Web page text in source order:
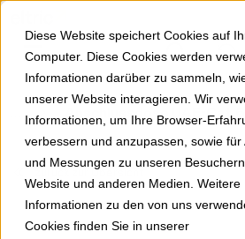
Diese Website speichert Cookies auf
Computer. Diese Cookies werden
Informationen darüber zu sammeln,
unserer Website interagieren. Wir
Informationen, um Ihre Browser-
verbessern und anzupassen, sowie für
und Messungen zu unseren
Website und anderen Medien. Weitere
Informationen zu den von uns
Cookies finden Sie in unserer
Springe zu Hauptinhalt
0
zurück zur Übersicht